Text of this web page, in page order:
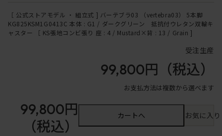
［ 公式ストアモデル ・ 組立式 ] バーテブラ03 （vertebra03） 5本脚
KG825KSM1G0413C 本体 : G1 / ダークグリーン 抵抗付ウレタン双輪キ
ャスター ［ KS張地コンビ張り 座 : 4 / Mustard×背 : 13 / Grain ]
受注生産
99,800円 （税込）
お支払方法は複数から選べます
99,800円
（税込）
カートへ お気に入